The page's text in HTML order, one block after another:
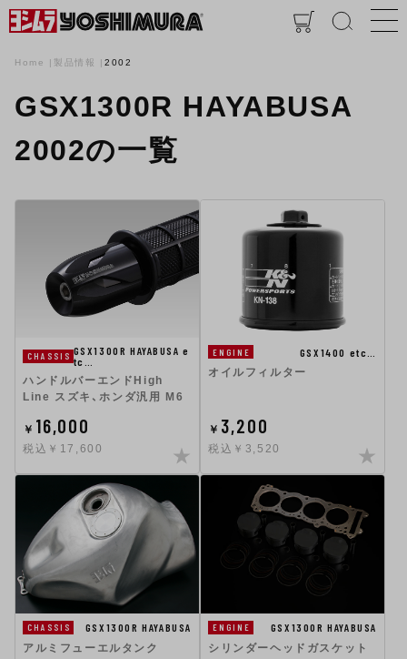
Home 製品情報 2002
GSX1300R HAYABUSA
2002の一覧
CHASSIS GSX1300R HAYABUSA e
tc…
ハンドルバーエンドHigh
Line スズキ、ホンダ汎用 M6
￥ 16,000
税込￥17,600
ENGINE
GSX1400 etc…
オイルフィルター
￥ 3,200
税込￥3,520
CHASSIS
GSX1300R HAYABUSA
アルミフューエルタンク
ENGINE
GSX1300R HAYABUSA
シリンダーヘッドガスケット